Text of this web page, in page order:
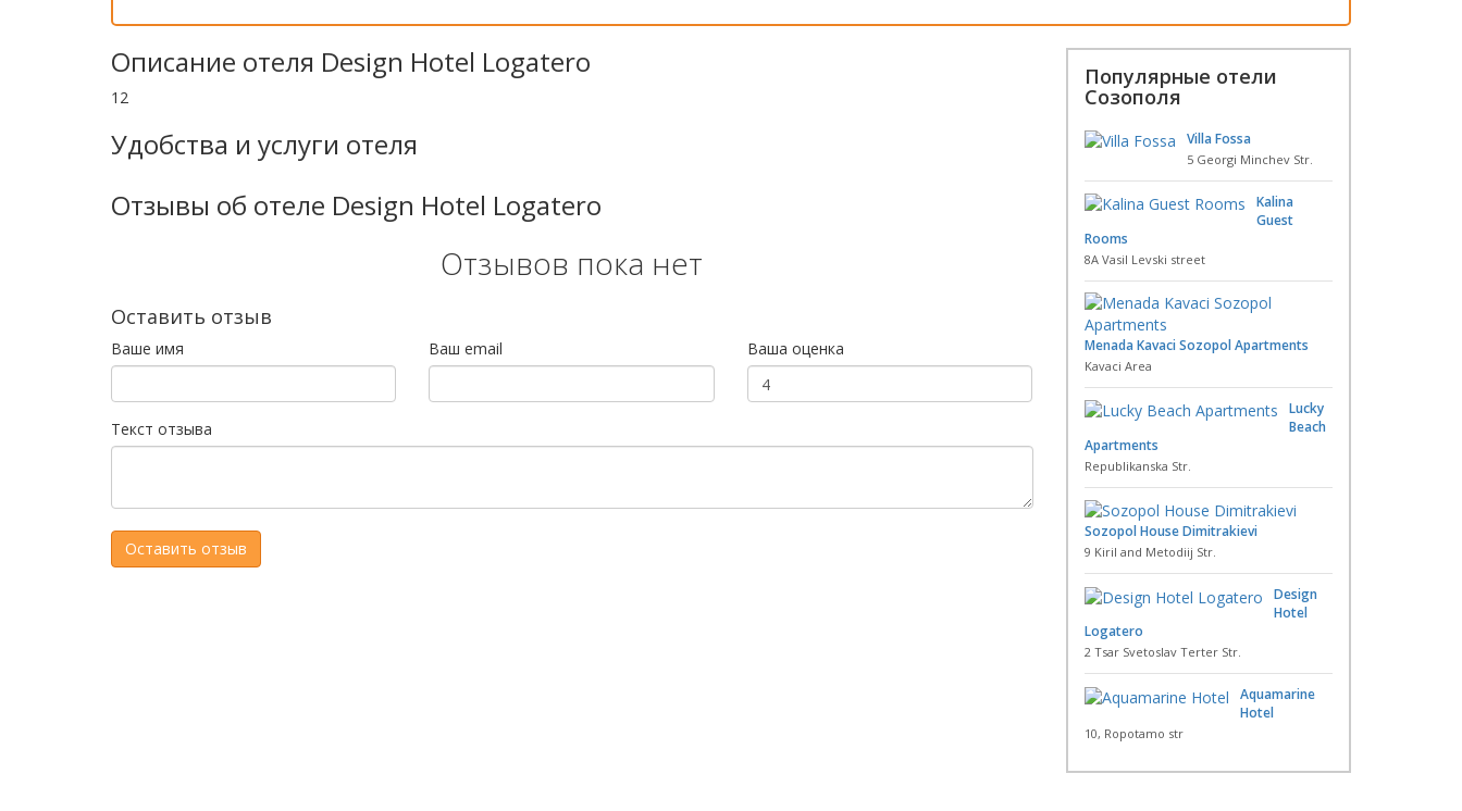
Описание отеля Design Hotel Logatero
12
Удобства и услуги отеля
Отзывы об отеле Design Hotel Logatero
Отзывов пока нет
Оставить отзыв
Ваше имя Ваш email Ваша оценка
Текст отзыва
Популярные отели
Созополя
Villa Fossa
5 Georgi Minchev Str.
Kalina
Guest
Rooms
8A Vasil Levski street
Menada Kavaci Sozopol Apartments
Kavaci Area
Lucky
Beach
Apartments
Republikanska Str.
Sozopol House Dimitrakievi
9 Kiril and Metodiij Str.
Design
Hotel
Logatero
2 Tsar Svetoslav Terter Str.
Aquamarine
Hotel
10, Ropotamo str